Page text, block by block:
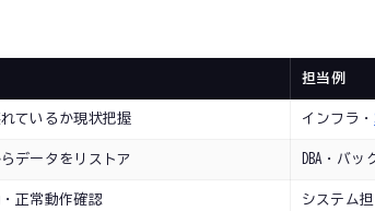
担当例
ているか現状把握 インフラ・
データをリストア DBA・バ
正常動作確認 システム